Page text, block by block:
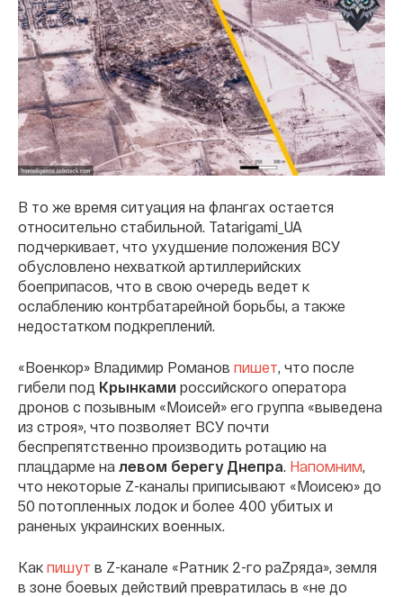
В то же время ситуация на флангах остается
относительно стабильной. Tatarigami_UA
подчеркивает, что ухудшение положения ВСУ
обусловлено нехваткой артиллерийских
боеприпасов, что в свою очередь ведет к
ослаблению контрбатарейной борьбы, а также
недостатком подкреплений.
«Военкор» Владимир Романов пишет, что после
гибели под Крынками российского оператора
дронов с позывным «Моисей» его группа «выведена
из строя», что позволяет ВСУ почти
беспрепятственно производить ротацию на
плацдарме на левом берегу Днепра. Напомним,
что некоторые Z-каналы приписывают «Моисею» до
50 потопленных лодок и более 400 убитых и
раненых украинских военных.
Как пишут в Z-канале «Ратник 2-го раZряда», земля
в зоне боевых действий превратилась в «не до